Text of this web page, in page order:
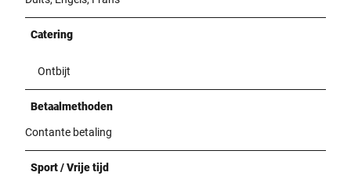
Catering
Ontbijt
Betaalmethoden
Contante betaling
Sport / Vrije tijd